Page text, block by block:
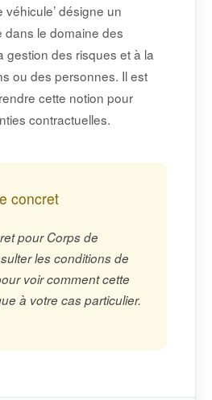
véhicule’ désigne un
le domaine des
gestion des risques et à la
ou des personnes. Il est
cette notion pour
contractuelles.
concret
pour Corps de
les conditions de
voir comment cette
à votre cas particulier.